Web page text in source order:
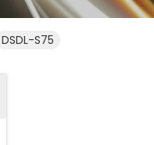
DSDL-S75